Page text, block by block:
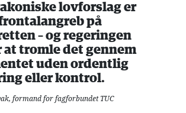
lovforslag er
på
– og regeringen
at tromle det gennem
uden ordentlig
eller kontrol.
formand for fagforbundet TUC